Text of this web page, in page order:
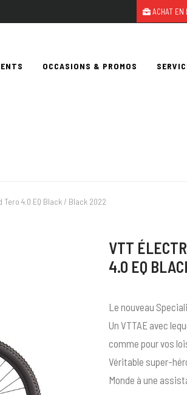
ACHAT EN
OCCASIONS & PROMOS
4.0 EQ Black / Black 2022
VTT
4.0 EQ
Le nouveau
Un VTTAE avec
comme pour vos
Véritable super-
Monde à une